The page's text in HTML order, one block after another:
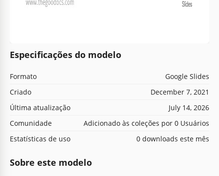
Especificações do modelo
Formato
Google Slides
Criado
December 7, 2021
Última atualização
July 14, 2026
Comunidade
Adicionado às coleções por 0 Usuários
Estatísticas de uso
0 downloads este mês
Sobre este modelo